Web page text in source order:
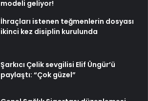
modeli geliyor!
İhraçları istenen teğmenlerin dosyası
ikinci kez disiplin kurulunda
Şarkıcı Çelik sevgilisi Elif Üngür’ü
paylaştı: “Çok güzel”